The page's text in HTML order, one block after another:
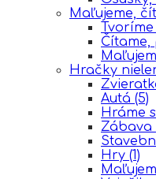
Maľujeme,
Tvoríme
Čítame,
Hračky
Autá (5)
Hráme
Zábava
Hry (1)